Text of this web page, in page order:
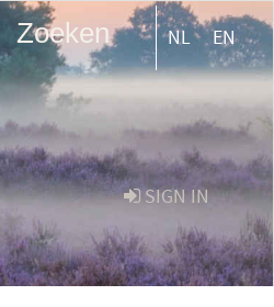
Zoeken NL EN
SIGN IN